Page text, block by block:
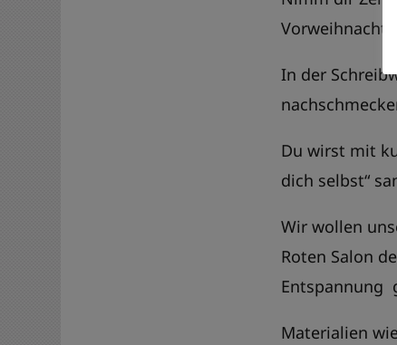
In der
Du wirst mit
dich selbst“
Wir wollen
Roten Salon
Entspannung
Materialien